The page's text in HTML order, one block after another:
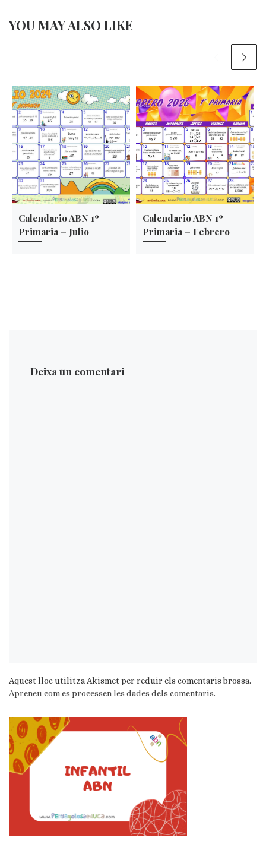
YOU MAY ALSO LIKE
Calendario ABN 1º
Primaria – Julio
Calendario ABN 1º
Primaria – Febrero
Deixa un comentari
Aquest lloc utilitza Akismet per reduir els comentaris brossa.
Apreneu com es processen les dades dels comentaris.